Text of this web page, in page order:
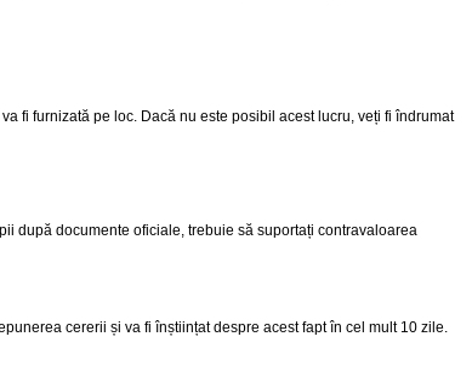
fi furnizată pe loc. Dacă nu este posibil acest lucru, veți fi îndrumat
după documente oficiale, trebuie să suportați contravaloarea
cererii și va fi înștiințat despre acest fapt în cel mult 10 zile.